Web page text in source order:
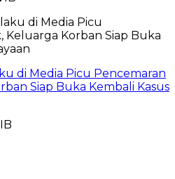
di Media Picu Pencemaran
Siap Buka Kembali Kasus